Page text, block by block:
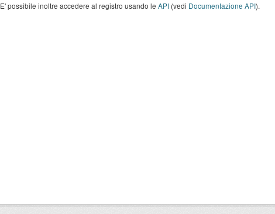
E' possibile inoltre accedere al registro usando le API (vedi Documentazione API).